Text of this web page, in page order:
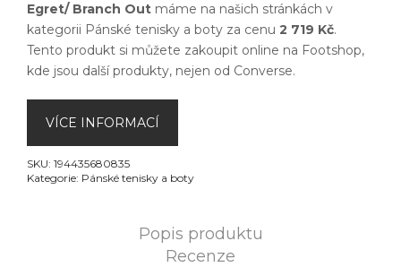
Egret/ Branch Out máme na našich stránkách v
kategorii Pánské tenisky a boty za cenu 2 719 Kč.
Tento produkt si můžete zakoupit online na Footshop,
kde jsou další produkty, nejen od Converse.
VÍCE INFORMACÍ
SKU: 194435680835
Kategorie: Pánské tenisky a boty
Popis produktu
Recenze